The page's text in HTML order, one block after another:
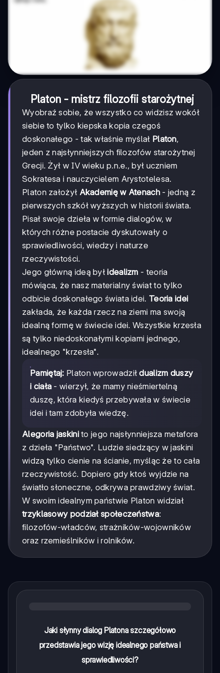
Platon - mistrz filozofii starożytnej
Wyobraź sobie, że wszystko co widzisz wokół
siebie to tylko kiepska kopia czegoś
doskonałego - tak właśnie myślał Platon,
jeden z najsłynniejszych filozofów starożytnej
Grecji. Żył w IV wieku p.n.e., był uczniem
Sokratesa i nauczycielem Arystotelesa.
Platon założył Akademię w Atenach- jedną z
pierwszych szkół wyższych w historii świata.
Pisał swoje dzieła w formie dialogów, w
których różne postacie dyskutowały o
sprawiedliwości, wiedzy i naturze
rzeczywistości.
Jego główną ideą byłidealizm - teoria
mówiąca, że nasz materialny świat to tylko
odbicie doskonałego świata idei. Teoria idei
zakłada, że każda rzecz na ziemi ma swoją
idealną formę w świecie idei. Wszystkie krzesła
są tylko niedoskonałymi kopiami jednego,
idealnego "krzesła".
Pamiętaj: Platon wprowadziłdualizm duszy
i ciała - wierzył, że mamy nieśmiertelną
duszę, która kiedyś przebywała w świecie
idei i tam zdobyła wiedzę.
Alegoria jaskinito jego najsłynniejsza metafora
z dzieła "Państwo". Ludzie siedzący w jaskini
widzą tylko cienie na ścianie, myśląc że to cała
rzeczywistość. Dopiero gdy ktoś wyjdzie na
światło słoneczne, odkrywa prawdziwy świat.
W swoim idealnym państwie Platon widział
trzyklasowy podział społeczeństwa:
filozofów-władców, strażników-wojowników
oraz rzemieślników i rolników.
Jaki słynny dialog Platona szczegółowo
przedstawia jego wizję idealnego państwa i
sprawiedliwości?